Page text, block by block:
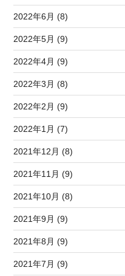
2022年6月 (8)
2022年5月 (9)
2022年4月 (9)
2022年3月 (8)
2022年2月 (9)
2022年1月 (7)
2021年12月 (8)
2021年11月 (9)
2021年10月 (8)
2021年9月 (9)
2021年8月 (9)
2021年7月 (9)